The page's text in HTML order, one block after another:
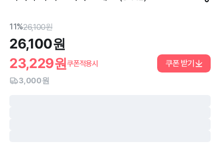
11%26,100원
26,100원
23,229원쿠폰적용시 쿠폰 받기
3,000원